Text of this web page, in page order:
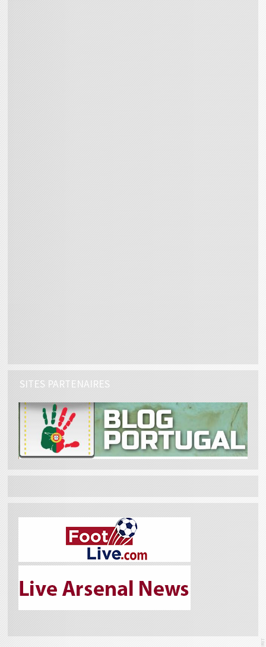
SITES PARTENAIRES